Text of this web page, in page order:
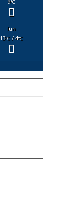
9°C
lun
13°C / 4°C